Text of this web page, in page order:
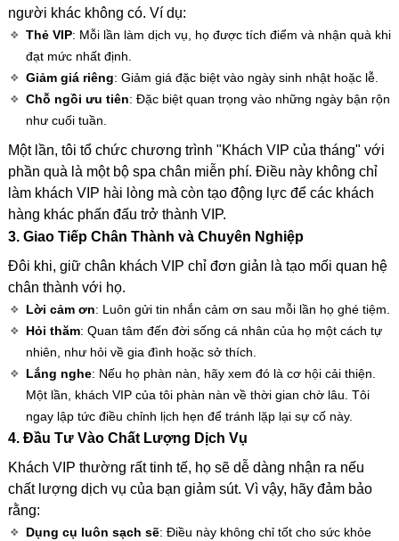
người khác không có. Ví dụ:
Thẻ VIP: Mỗi lần làm dịch vụ, họ được tích điểm và nhận quà khi
đạt mức nhất định.
Giảm giá riêng: Giảm giá đặc biệt vào ngày sinh nhật hoặc lễ.
Chỗ ngồi ưu tiên: Đặc biệt quan trọng vào những ngày bận rộn
như cuối tuần.
Một lần, tôi tổ chức chương trình "Khách VIP của tháng" với
phần quà là một bộ spa chân miễn phí. Điều này không chỉ
làm khách VIP hài lòng mà còn tạo động lực để các khách
hàng khác phấn đấu trở thành VIP.
3. Giao Tiếp Chân Thành và Chuyên Nghiệp
Đôi khi, giữ chân khách VIP chỉ đơn giản là tạo mối quan hệ
chân thành với họ.
Lời cảm ơn: Luôn gửi tin nhắn cảm ơn sau mỗi lần họ ghé tiệm.
Hỏi thăm: Quan tâm đến đời sống cá nhân của họ một cách tự
nhiên, như hỏi về gia đình hoặc sở thích.
Lắng nghe: Nếu họ phàn nàn, hãy xem đó là cơ hội cải thiện.
Một lần, khách VIP của tôi phàn nàn về thời gian chờ lâu. Tôi
ngay lập tức điều chỉnh lịch hẹn để tránh lặp lại sự cố này.
4. Đầu Tư Vào Chất Lượng Dịch Vụ
Khách VIP thường rất tinh tế, họ sẽ dễ dàng nhận ra nếu
chất lượng dịch vụ của bạn giảm sút. Vì vậy, hãy đảm bảo
rằng:
Dụng cụ luôn sạch sẽ: Điều này không chỉ tốt cho sức khỏe